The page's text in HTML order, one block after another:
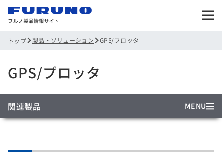
トップ 製品・ソリューション GPS/プロッタ
GPS/プロッタ
関連製品 MENU